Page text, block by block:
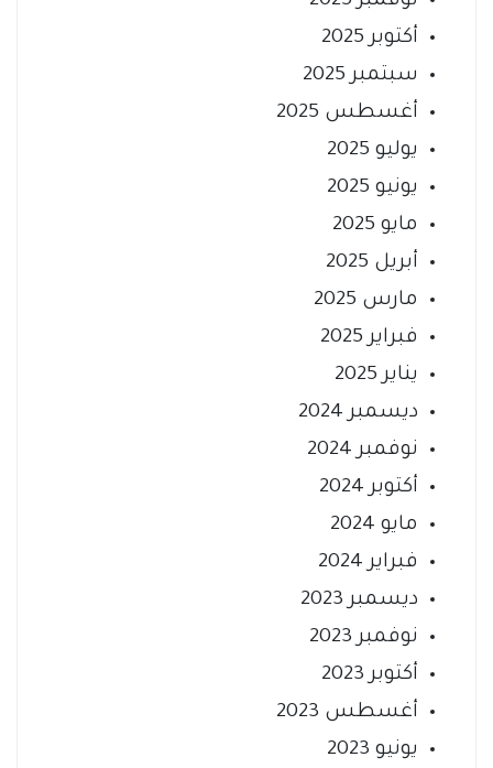
أكتوبر 2025
سبتمبر 2025
أغسطس 2025
يوليو 2025
يونيو 2025
مايو 2025
أبريل 2025
مارس 2025
فبراير 2025
يناير 2025
ديسمبر 2024
نوفمبر 2024
أكتوبر 2024
مايو 2024
فبراير 2024
ديسمبر 2023
نوفمبر 2023
أكتوبر 2023
أغسطس 2023
يونيو 2023